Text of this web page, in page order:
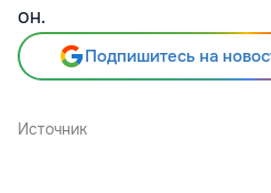
он.
Подпишитесь на
Источник